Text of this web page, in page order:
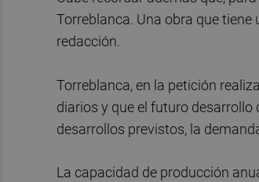
Torreblanca. Una obra que
redacción.
Torreblanca, en la petición
diarios y que el futuro desarrollo
desarrollos previstos, la
La capacidad de producción